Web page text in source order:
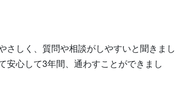
しく、質問や相談がしやすいと聞きまし
安心して3年間、通わすことができまし